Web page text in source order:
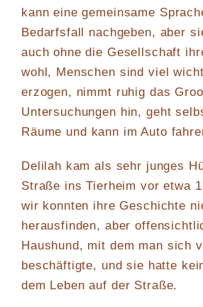
kann eine gemeinsame
Bedarfsfall nachgeben, aber
auch ohne die Gesellschaft
wohl, Menschen sind viel
erzogen, nimmt ruhig das
Untersuchungen hin, geht
Räume und kann im Auto
Delilah kam als sehr junges
Straße ins Tierheim vor etwa
wir konnten ihre Geschichte
herausfinden, aber
Haushund, mit dem man sich
beschäftigte, und sie hatte
dem Leben auf der Straße.